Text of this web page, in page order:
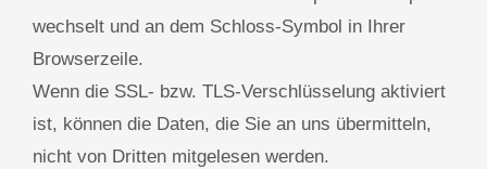
wechselt und an dem Schloss-Symbol in Ihrer
Browserzeile.
Wenn die SSL- bzw. TLS-Verschlüsselung aktiviert
ist, können die Daten, die Sie an uns übermitteln,
nicht von Dritten mitgelesen werden.